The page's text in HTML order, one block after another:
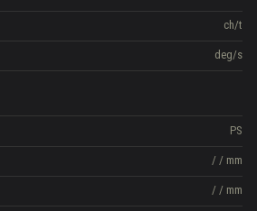
ch/t
deg/s
PS
/ / mm
/ / mm